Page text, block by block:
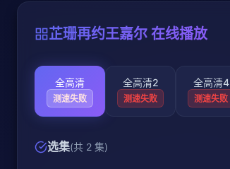
芷珊再约王嘉尔 在线播放
全高清
测速失败
全高清2
测速失败
全高清4
测速失败
选集(共 2 集)